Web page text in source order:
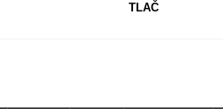
TLAČ